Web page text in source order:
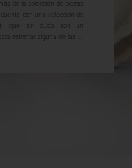
de la colección de piezas
con una selección de
¡que sin duda son un
estrenar alguna de las ...